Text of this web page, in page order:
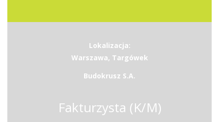
Lokalizacja:
Warszawa, Targówek
Budokrusz S.A.
Fakturzysta (K/M)